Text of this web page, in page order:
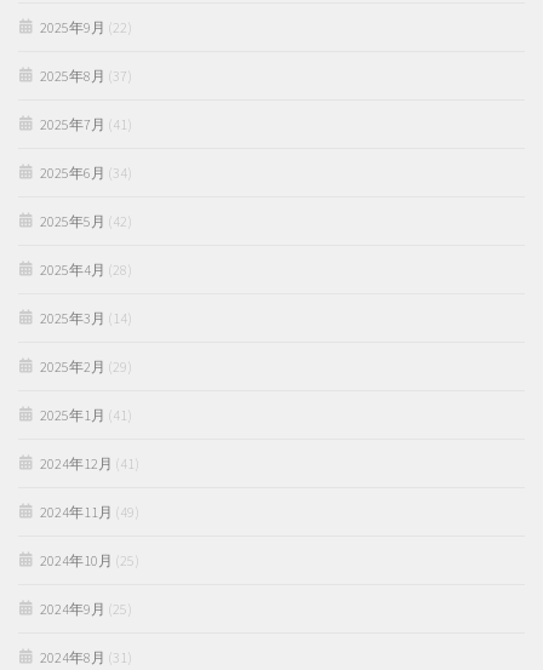
2025年9月 (22)
2025年8月 (37)
2025年7月 (41)
2025年6月 (34)
2025年5月 (42)
2025年4月 (28)
2025年3月 (14)
2025年2月 (29)
2025年1月 (41)
2024年12月 (41)
2024年11月 (49)
2024年10月 (25)
2024年9月 (25)
2024年8月 (31)